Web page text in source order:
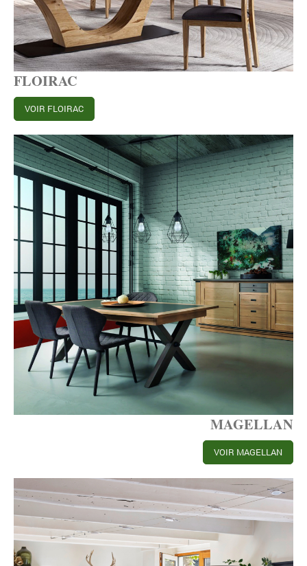
FLOIRAC
VOIR FLOIRAC
MAGELLAN
VOIR MAGELLAN